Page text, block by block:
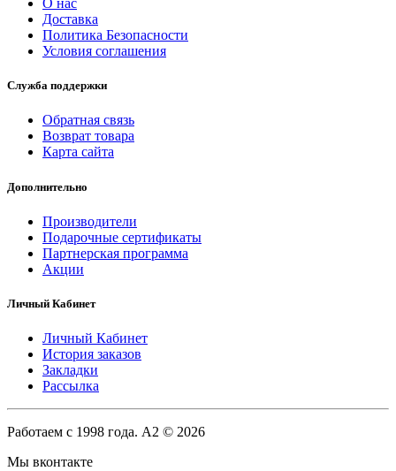
О нас
Доставка
Политика Безопасности
Условия соглашения
Служба поддержки
Обратная связь
Возврат товара
Карта сайта
Дополнительно
Производители
Подарочные сертификаты
Партнерская программа
Акции
Личный Кабинет
Личный Кабинет
История заказов
Закладки
Рассылка
Работаем с 1998 года. A2 © 2026
Мы вконтакте